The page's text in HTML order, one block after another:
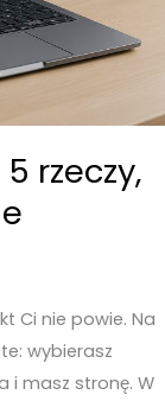
rzeczy,
Ci nie powie. Na
wybierasz
i masz stronę. W